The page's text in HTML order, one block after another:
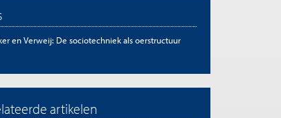
en Verweij: De sociotechniek als oerstructuur
artikelen